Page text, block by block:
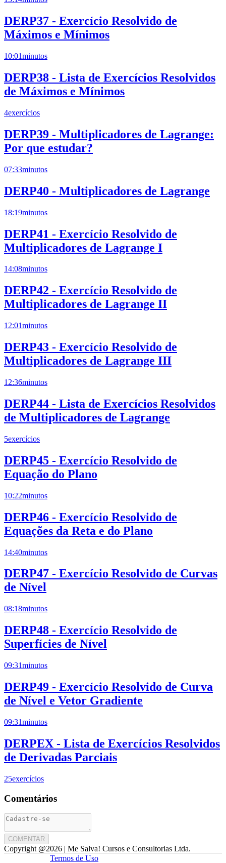
DERP37 - Exercício Resolvido de
Máximos e Mínimos
10:01minutos
DERP38 - Lista de Exercícios Resolvidos
de Máximos e Mínimos
4exercícios
DERP39 - Multiplicadores de Lagrange:
Por que estudar?
07:33minutos
DERP40 - Multiplicadores de Lagrange
18:19minutos
DERP41 - Exercício Resolvido de
Multiplicadores de Lagrange I
14:08minutos
DERP42 - Exercício Resolvido de
Multiplicadores de Lagrange II
12:01minutos
DERP43 - Exercício Resolvido de
Multiplicadores de Lagrange III
12:36minutos
DERP44 - Lista de Exercícios Resolvidos
de Multiplicadores de Lagrange
5exercícios
DERP45 - Exercício Resolvido de
Equação do Plano
10:22minutos
DERP46 - Exercício Resolvido de
Equações da Reta e do Plano
14:40minutos
DERP47 - Exercício Resolvido de Curvas
de Nível
08:18minutos
DERP48 - Exercício Resolvido de
Superfícies de Nível
09:31minutos
DERP49 - Exercício Resolvido de Curva
de Nível e Vetor Gradiente
09:31minutos
DERPEX - Lista de Exercícios Resolvidos
de Derivadas Parciais
25exercícios
Comentários
COMENTAR
Copyright @2026 | Me Salva! Cursos e Consultorias Ltda.
Termos de Uso